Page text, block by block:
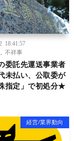
18:41:57
不祥事
委託先運送事業者
未払い、公取委が
指定」で初処分★
経営/業界動向